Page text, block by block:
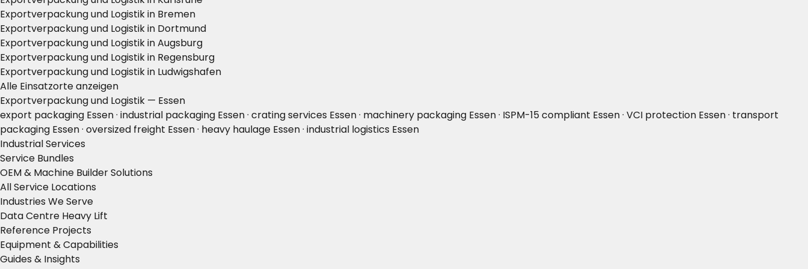
Exportverpackung und Logistik in Bremen
Exportverpackung und Logistik in Dortmund
Exportverpackung und Logistik in Augsburg
Exportverpackung und Logistik in Regensburg
Exportverpackung und Logistik in Ludwigshafen
Alle Einsatzorte anzeigen
Exportverpackung und Logistik — Essen
export packaging Essen · industrial packaging Essen · crating services Essen · machinery packaging Essen · ISPM-15 compliant Essen · VCI protection Essen · transport
packaging Essen · oversized freight Essen · heavy haulage Essen · industrial logistics Essen
Industrial Services
Service Bundles
OEM & Machine Builder Solutions
All Service Locations
Industries We Serve
Data Centre Heavy Lift
Reference Projects
Equipment & Capabilities
Guides & Insights